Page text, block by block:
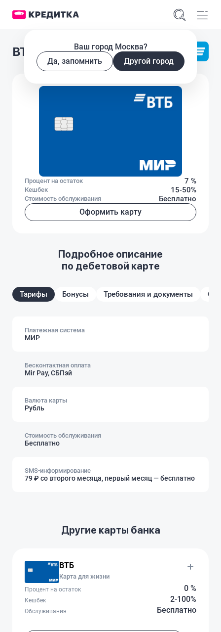
Ваш город Москва?
Да, запомнить
Другой город
ВТБ Карта для пенсионеров
Процент на остаток 7 %
Кешбек 15-50%
Стоимость обслуживания Бесплатно
Оформить карту
Подробное описание
по дебетовой карте
Тарифы Бонусы Требования и документы
Платежная система
МИР
Бесконтактная оплата
Mir Pay, СБПэй
Валюта карты
Рубль
Стоимость обслуживания
Бесплатно
SMS-информирование
79 ₽ со второго месяца, первый месяц — бесплатно
Другие карты банка
ВТБ
Карта для жизни
0 %
Процент на остаток
2-100%
Кешбек
Бесплатно
Обслуживания